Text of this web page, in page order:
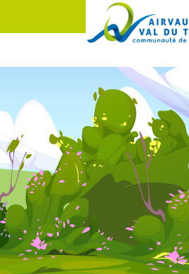
Panneau de gestion des cookies